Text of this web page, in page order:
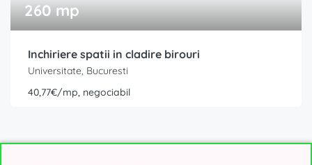
260 mp
Inchiriere spatii in cladire birouri
Universitate, Bucuresti
40,77€/mp, negociabil